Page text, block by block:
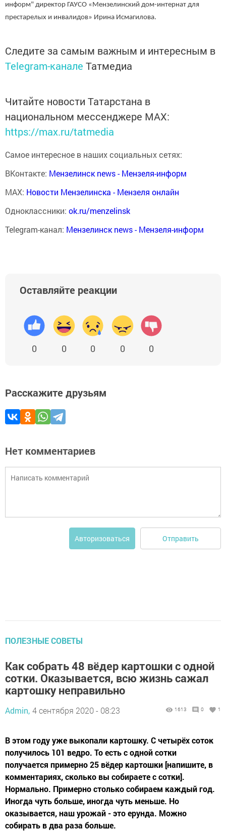
информ" директор ГАУСО «Мензелинский дом-интернат для
престарелых и инвалидов» Ирина Исмагилова.
Следите за самым важным и интересным в
Telegram-канале Татмедиа
Читайте новости Татарстана в
национальном мессенджере MАХ:
https://max.ru/tatmedia
Самое интересное в наших социальных сетях:
ВКонтакте: Мензелинск news - Мензеля-информ
MAX: Новости Мензелинска - Мензеля онлайн
Одноклассники: ok.ru/menzelinsk
Telegram-канал: Мензелинск news - Мензеля-информ
Оставляйте реакции
0 0 0 0 0
Расскажите друзьям
Нет комментариев
Авторизоваться Отправить
ПОЛЕЗНЫЕ СОВЕТЫ
Как собрать 48 вёдер картошки с одной
сотки. Оказывается, всю жизнь сажал
картошку неправильно
Admin, 4 сентября 2020 - 08:23 1613 0 1
В этом году уже выкопали картошку. С четырёх соток
получилось 101 ведро. То есть с одной сотки
получается примерно 25 вёдер картошки [напишите, в
комментариях, сколько вы собираете с сотки].
Нормально. Примерно столько собираем каждый год.
Иногда чуть больше, иногда чуть меньше. Но
оказывается, наш урожай - это ерунда. Можно
собирать в два раза больше.